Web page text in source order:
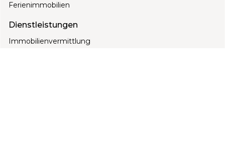
Ferienimmobilien
Dienstleistungen
Immobilienvermittlung